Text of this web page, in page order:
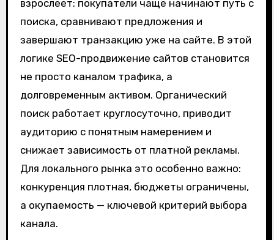
взрослеет: покупатели чаще начинают путь с
поиска, сравнивают предложения и
завершают транзакцию уже на сайте. В этой
логике SEO-продвижение сайтов становится
не просто каналом трафика, а
долговременным активом. Органический
поиск работает круглосуточно, приводит
аудиторию с понятным намерением и
снижает зависимость от платной рекламы.
Для локального рынка это особенно важно:
конкуренция плотная, бюджеты ограничены,
а окупаемость — ключевой критерий выбора
канала.